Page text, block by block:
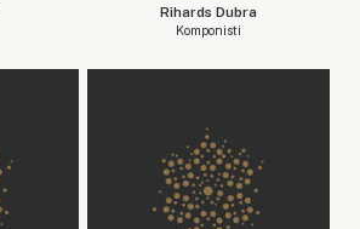
Rihards Dubra
Komponisti